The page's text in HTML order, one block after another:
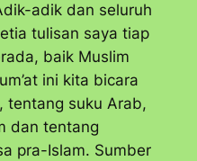
adik dan seluruh
tulisan saya tiap
baik Muslim
ini kita bicara
tentang suku Arab,
dan tentang
pra-Islam. Sumber